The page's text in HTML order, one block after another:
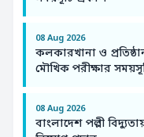
08 Aug 2026
কলকারখানা ও
মৌখিক পরীক্ষার
08 Aug 2026
বাংলাদেশ পল্লী